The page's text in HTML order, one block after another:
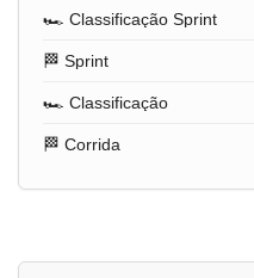
🏎️ Classificação Sprint
🏁 Sprint
🏎️ Classificação
🏁 Corrida